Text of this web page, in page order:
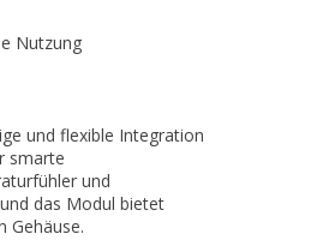
Nutzung
und flexible Integration
smarte
und
das Modul bietet
Gehäuse.